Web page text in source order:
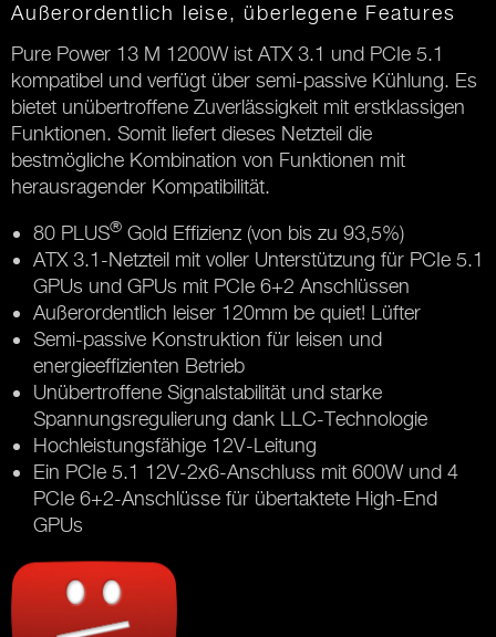
Außerordentlich leise, überlegene Features
Pure Power 13 M 1200W ist ATX 3.1 und PCIe 5.1
kompatibel und verfügt über semi-passive Kühlung. Es
bietet unübertroffene Zuverlässigkeit mit erstklassigen
Funktionen. Somit liefert dieses Netzteil die
bestmögliche Kombination von Funktionen mit
herausragender Kompatibilität.
80 PLUS® Gold Effizienz (von bis zu 93,5%)
ATX 3.1-Netzteil mit voller Unterstützung für PCIe 5.1
GPUs und GPUs mit PCIe 6+2 Anschlüssen
Außerordentlich leiser 120mm be quiet! Lüfter
Semi-passive Konstruktion für leisen und
energieeffizienten Betrieb
Unübertroffene Signalstabilität und starke
Spannungsregulierung dank LLC-Technologie
Hochleistungsfähige 12V-Leitung
Ein PCIe 5.1 12V-2x6-Anschluss mit 600W und 4
PCIe 6+2-Anschlüsse für übertaktete High-End
GPUs